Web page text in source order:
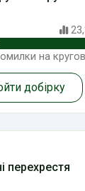
на
добірку
перехрестя